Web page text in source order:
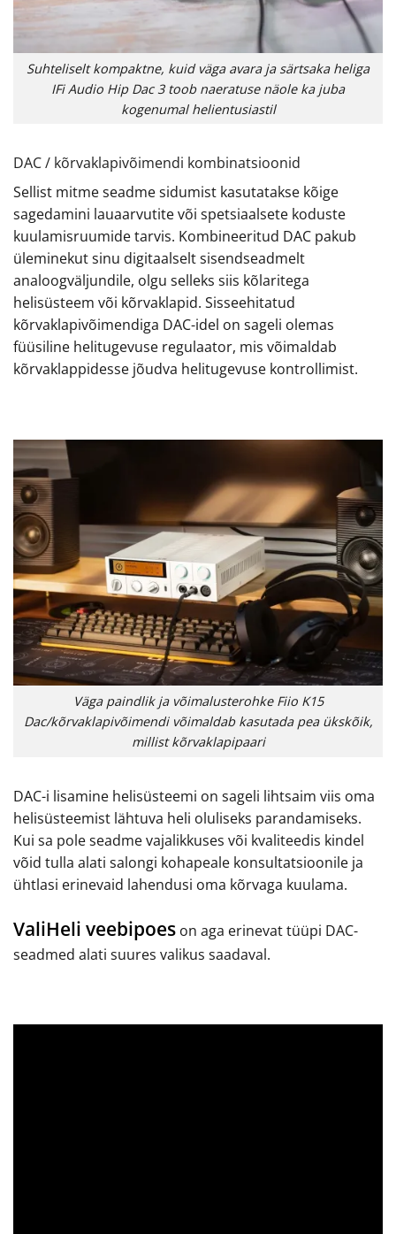
Suhteliselt kompaktne, kuid väga avara ja särtsaka heliga
IFi Audio Hip Dac 3 toob naeratuse näole ka juba
kogenumal helientusiastil
DAC / kõrvaklapivõimendi kombinatsioonid
Sellist mitme seadme sidumist kasutatakse kõige
sagedamini lauaarvutite või spetsiaalsete koduste
kuulamisruumide tarvis. Kombineeritud DAC pakub
üleminekut sinu digitaalselt sisendseadmelt
analoogväljundile, olgu selleks siis kõlaritega
helisüsteem või kõrvaklapid. Sisseehitatud
kõrvaklapivõimendiga DAC-idel on sageli olemas
füüsiline helitugevuse regulaator, mis võimaldab
kõrvaklappidesse jõudva helitugevuse kontrollimist.
Väga paindlik ja võimalusterohke Fiio K15
Dac/kõrvaklapivõimendi võimaldab kasutada pea ükskõik,
millist kõrvaklapipaari
DAC-i lisamine helisüsteemi on sageli lihtsaim viis oma
helisüsteemist lähtuva heli oluliseks parandamiseks.
Kui sa pole seadme vajalikkuses või kvaliteedis kindel
võid tulla alati salongi kohapeale konsultatsioonile ja
ühtlasi erinevaid lahendusi oma kõrvaga kuulama.
ValiHeli veebipoes on aga erinevat tüüpi DAC-
seadmed alati suures valikus saadaval.